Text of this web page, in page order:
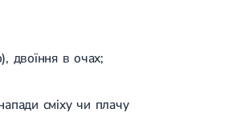
двоїння в очах;
сміху чи плачу